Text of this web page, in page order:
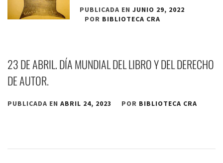
PUBLICADA ENJUNIO 29, 2022
POR BIBLIOTECA CRA
23 DE ABRIL. DÍA MUNDIAL DEL LIBRO Y DEL DERECHO
DE AUTOR.
PUBLICADA EN ABRIL 24, 2023 POR BIBLIOTECA CRA